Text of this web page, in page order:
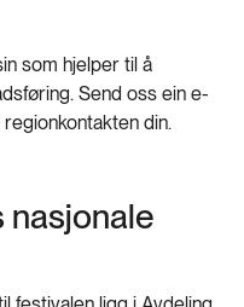
som hjelper til å
Send oss ein e-
din.
nasjonale